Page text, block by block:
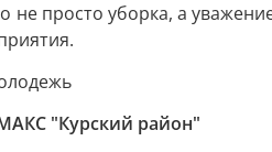
не просто уборка, а
"Курский район"